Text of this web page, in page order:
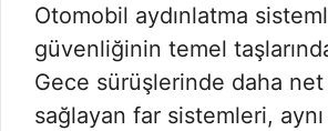
Otomobil aydınlatma
güvenliğinin temel
Gece sürüşlerinde daha
sağlayan far sistemleri,